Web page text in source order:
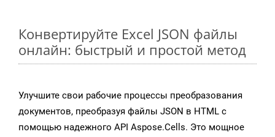
Конвертируйте Excel JSON файлы
онлайн: быстрый и простой метод
Улучшите свои рабочие процессы преобразования
документов, преобразуя файлы JSON в HTML с
помощью надежного API Aspose.Cells. Это мощное